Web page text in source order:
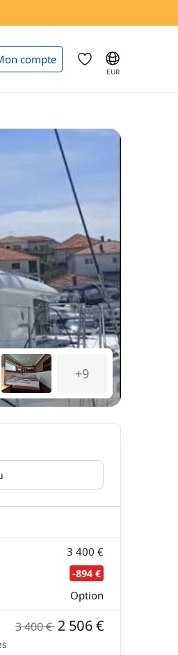
compte
EUR
+9
3 400 €
-894 €
Option
3 400 €2 506 €